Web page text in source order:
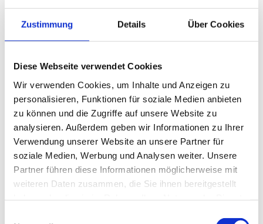
Zustimmung Details Über Cookies
Diese Webseite verwendet Cookies
Wir verwenden Cookies, um Inhalte und Anzeigen zu
personalisieren, Funktionen für soziale Medien anbieten
zu können und die Zugriffe auf unsere Website zu
analysieren. Außerdem geben wir Informationen zu Ihrer
Verwendung unserer Website an unsere Partner für
soziale Medien, Werbung und Analysen weiter. Unsere
Partner führen diese Informationen möglicherweise mit
weiteren Daten zusammen, die Sie ihnen bereitgestellt
Anfahrt
B 241 aus Richtung Goslar/ Auerhahn/ Kreuzeck/ Clausthal-
L516 aus Richtung Hannover/ Seesen/ Lautenthal
Parkplatz "Festplatz"
Parkplatz an der Seilbahn
Öffentliche Verkehrsmittel
RBB Bus: Linie 830 Goslar - Hahnenklee - Cl.-Zellerfeld